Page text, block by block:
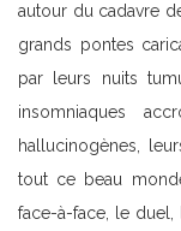
autour du cadavre
grands pontes
par leurs nuits
insomniaques
hallucinogènes,
tout ce beau
face-à-face, le duel,